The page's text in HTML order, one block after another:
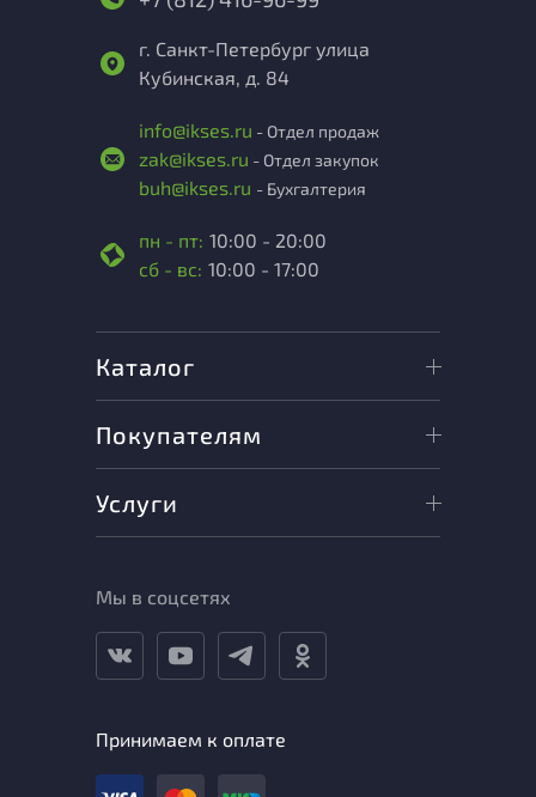
г. Санкт-Петербург улица
Кубинская, д. 84
info@ikses.ru - Отдел продаж
zak@ikses.ru - Отдел закупок
buh@ikses.ru - Бухгалтерия
пн - пт: 10:00 - 20:00
сб - вс: 10:00 - 17:00
Каталог
Покупателям
Услуги
Мы в соцсетях
Принимаем к оплате